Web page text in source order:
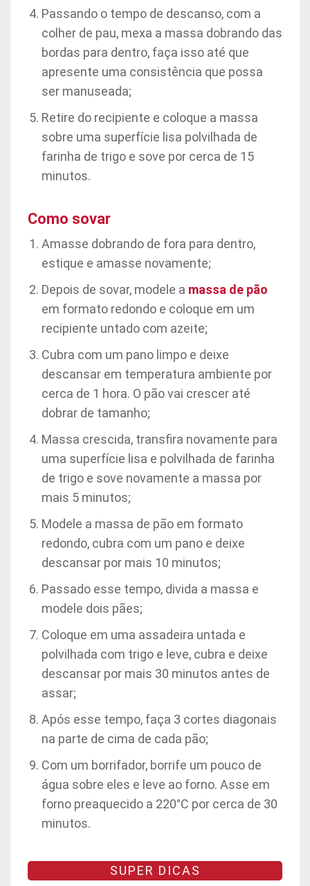
Passando o tempo de descanso, com a
colher de pau, mexa a massa dobrando das
bordas para dentro, faça isso até que
apresente uma consistência que possa
ser manuseada;
Retire do recipiente e coloque a massa
sobre uma superfície lisa polvilhada de
farinha de trigo e sove por cerca de 15
minutos.
Como sovar
Amasse dobrando de fora para dentro,
estique e amasse novamente;
Depois de sovar, modele a massa de pão
em formato redondo e coloque em um
recipiente untado com azeite;
Cubra com um pano limpo e deixe
descansar em temperatura ambiente por
cerca de 1 hora. O pão vai crescer até
dobrar de tamanho;
Massa crescida, transfira novamente para
uma superfície lisa e polvilhada de farinha
de trigo e sove novamente a massa por
mais 5 minutos;
Modele a massa de pão em formato
redondo, cubra com um pano e deixe
descansar por mais 10 minutos;
Passado esse tempo, divida a massa e
modele dois pães;
Coloque em uma assadeira untada e
polvilhada com trigo e leve, cubra e deixe
descansar por mais 30 minutos antes de
assar;
Após esse tempo, faça 3 cortes diagonais
na parte de cima de cada pão;
Com um borrifador, borrife um pouco de
água sobre eles e leve ao forno. Asse em
forno preaquecido a 220°C por cerca de 30
minutos.
SUPER DICAS